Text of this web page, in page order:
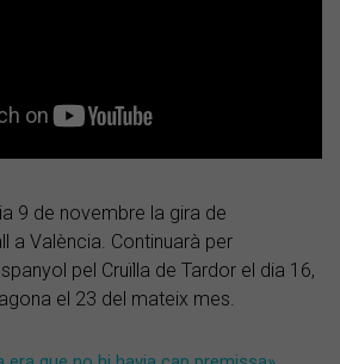
9 de novembre la gira de
a València. Continuarà per
pel Cruïlla de Tardor el dia 16,
el 23 del mateix mes.